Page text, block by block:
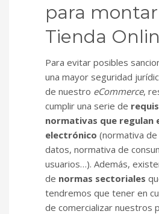
para
Tienda
Para evitar posibles
una mayor seguridad
de nuestro eCommerce,
cumplir una serie de
normativas que regulan
electrónico (normativa
datos, normativa de
usuarios…). Además,
de normas sectoriales
tendremos que tener en
de comercializar nuestros